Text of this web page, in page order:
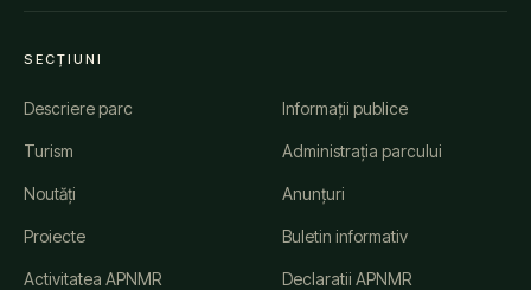
SECȚIUNI
Descriere parc
Turism
Noutăți
Proiecte
Activitatea APNMR
Informații publice
Administrația parcului
Anunțuri
Buletin informativ
Declaratii APNMR